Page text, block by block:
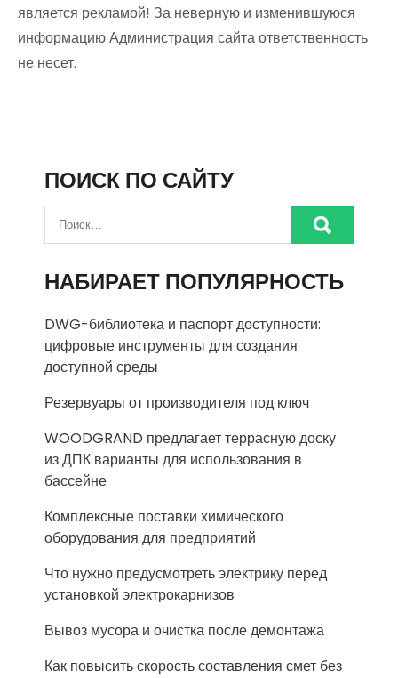
является рекламой! За неверную и изменившуюся
информацию Администрация сайта ответственность
не несет.
ПОИСК ПО САЙТУ
НАБИРАЕТ ПОПУЛЯРНОСТЬ
DWG-библиотека и паспорт доступности:
цифровые инструменты для создания
доступной среды
Резервуары от производителя под ключ
WOODGRAND предлагает террасную доску
из ДПК варианты для использования в
бассейне
Комплексные поставки химического
оборудования для предприятий
Что нужно предусмотреть электрику перед
установкой электрокарнизов
Вывоз мусора и очистка после демонтажа
Как повысить скорость составления смет без